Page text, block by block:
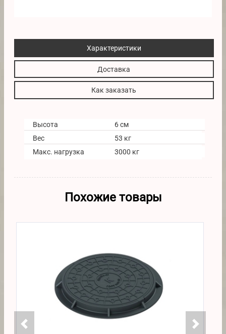
Характеристики
Доставка
Как заказать
Высота
6 см
Вес
53 кг
Макс. нагрузка
3000 кг
Похожие товары